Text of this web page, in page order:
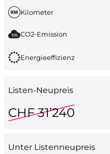
Kilometer
CO2-Emission
Energieeffizienz
Listen-Neupreis
CHF 31’240
Unter Listenneupreis